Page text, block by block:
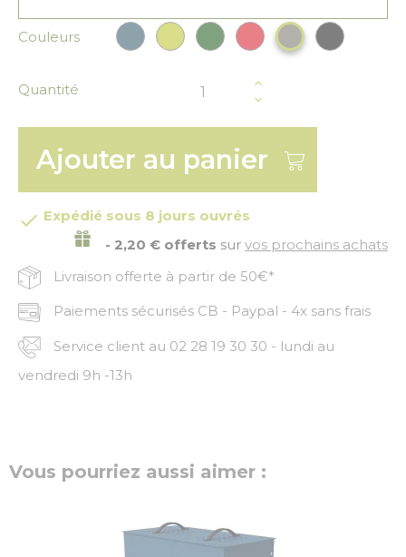
Couleurs Bleu paonVert anisVert FoncéRougeGris Noir
Quantité
Ajouter au panier
 Expédié sous 8 jours ouvrés
- 2,20 € offerts sur vos prochains achats
Livraison offerte à partir de 50€*
Paiements sécurisés CB - Paypal - 4x sans frais
Service client au 02 28 19 30 30 - lundi au
vendredi 9h -13h
Vous pourriez aussi aimer :